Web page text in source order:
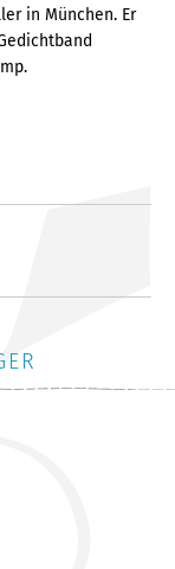
in München. Er